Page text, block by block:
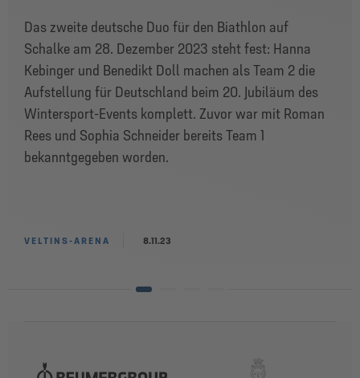
Das zweite deutsche Duo für den Biathlon auf
Schalke am 28. Dezember 2023 steht fest: Hanna
Kebinger und Benedikt Doll machen als Team 2 die
Aufstellung für Deutschland beim 20. Jubiläum des
Wintersport-Events komplett. Zuvor war mit Roman
Rees und Sophia Schneider bereits Team 1
bekanntgegeben worden.
VELTINS-ARENA 8.11.23